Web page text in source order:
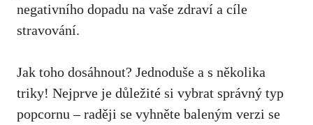
negativního dopadu na vaše⁤ zdraví a cíle
stravování.
Jak toho dosáhnout? Jednoduše a s několika
triky! Nejprve je důležité si vybrat správný typ
popcornu – raději se vyhněte baleným verzi se